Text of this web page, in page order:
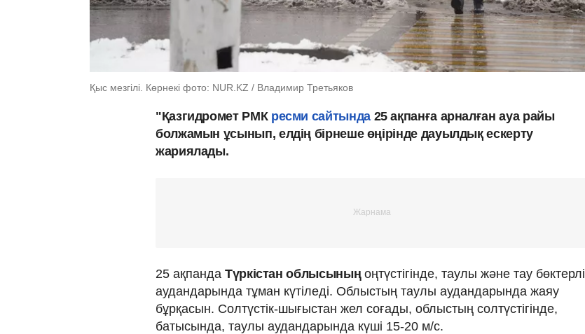
Қыс мезгілі. Көрнекі фото: NUR.KZ / Владимир Третьяков
"Қазгидромет РМКресми сайтында 25 ақпанға арналған ауа райы
болжамын ұсынып, елдің бірнеше өңірінде дауылдық ескерту
жариялады.
25 ақпанда Түркістан облысыныңоңтүстігінде, таулы және тау бөктерлі
аудандарында тұман күтіледі. Облыстың таулы аудандарында жаяу
бұрқасын. Солтүстік-шығыстан жел соғады, облыстың солтүстігінде,
батысында, таулы аудандарында күші 15-20 м/с.